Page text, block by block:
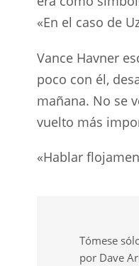
«En el caso de
Vance Havner
poco con él,
mañana. No se
vuelto más
«Hablar
Tómese
por Dave